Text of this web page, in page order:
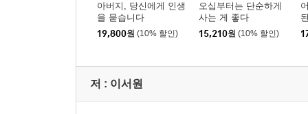
아버지, 당신에게 인생
을 묻습니다
19,800원 (10% 할인)
오십부터는 단순하게
사는 게 좋다
15,210원 (10% 할인)
저 : 이서원